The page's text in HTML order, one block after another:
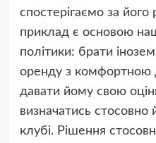
спостерігаємо за
приклад є основою
політики: брати
оренду з комфортною
давати йому свою
визначатись стосовно
клубі. Рішення